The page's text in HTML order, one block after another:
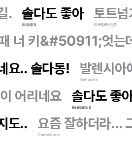
. 솔다도 좋아
라데시마
토트
마르셀로와엔조
너 키&#50911;엇는
요.. 솔다동! 발렌시아
Nietzsche
어리네요 솔다도 좋
Beelzebub
도.. 요즘 잘하더라...
Canteranos